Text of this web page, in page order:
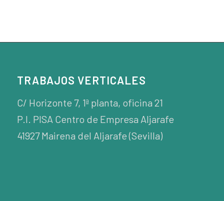
TRABAJOS VERTICALES
C/ Horizonte 7, 1ª planta, oficina 21
P.I. PISA Centro de Empresa Aljarafe
41927 Mairena del Aljarafe (Sevilla)